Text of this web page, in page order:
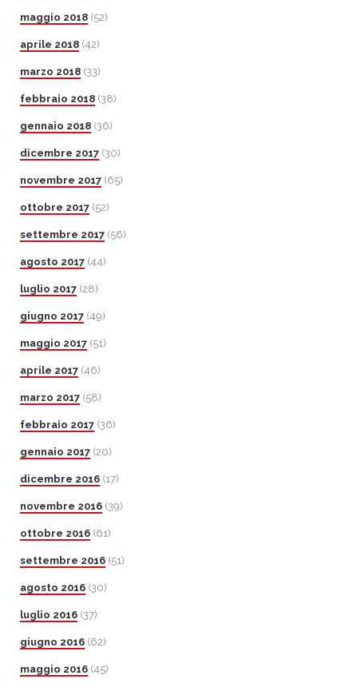
maggio 2018 (52)
aprile 2018 (42)
marzo 2018 (33)
febbraio 2018 (38)
gennaio 2018 (36)
dicembre 2017 (30)
novembre 2017 (65)
ottobre 2017 (52)
settembre 2017 (56)
agosto 2017 (44)
luglio 2017 (28)
giugno 2017 (49)
maggio 2017 (51)
aprile 2017 (46)
marzo 2017 (58)
febbraio 2017 (36)
gennaio 2017 (20)
dicembre 2016 (17)
novembre 2016 (39)
ottobre 2016 (61)
settembre 2016 (51)
agosto 2016 (30)
luglio 2016 (37)
giugno 2016 (62)
maggio 2016 (45)